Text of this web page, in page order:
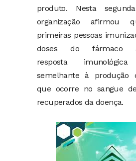
produto. Nesta
organização afirmou
primeiras pessoas
doses do fármaco
resposta
semelhante à produção
que ocorre no sangue
recuperados da doença.